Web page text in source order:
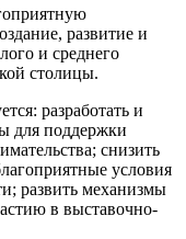
развитие и
и среднего
столицы.
разработать и
для поддержки
снизить
условия
развить механизмы
в выставочно-